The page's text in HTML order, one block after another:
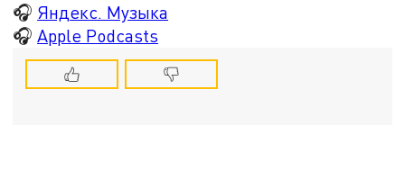
🎧 Яндекс. Музыка
🎧 Apple Podcasts